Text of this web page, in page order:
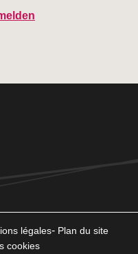
légales
Plan du site
cookies